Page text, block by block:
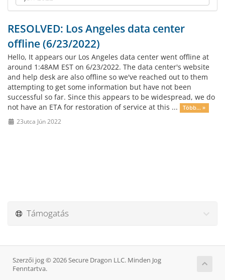
RESOLVED: Los Angeles data center
offline (6/23/2022)
Hello, It appears our Los Angeles data center went offline at
around 1:48AM EST on 6/23/2022. The data center's website
and help desk are also offline so we've reached out to them
attempting to get some information but have not been
successful so far. Since this appears to be widespread, we do
not have an ETA for restoration of service at this ...
Több... »
23utca Jún 2022
Támogatás
Szerzői jog © 2026 Secure Dragon LLC. Minden Jog
Fenntartva.